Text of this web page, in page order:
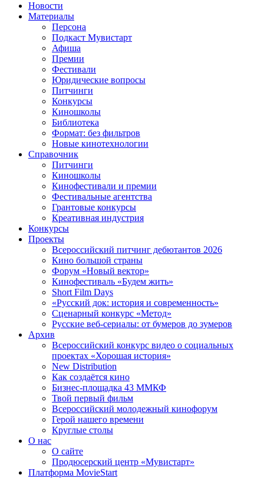
Новости
Материалы
Персона
Подкаст Мувистарт
Афиша
Премии
Фестивали
Юридические вопросы
Питчинги
Конкурсы
Киношколы
Библиотека
Формат: без фильтров
Новые кинотехнологии
Справочник
Питчинги
Киношколы
Кинофестивали и премии
Фестивальные агентства
Грантовые конкурсы
Креативная индустрия
Конкурсы
Проекты
Всероссийский питчинг дебютантов 2026
Кино большой страны
Форум «Новый вектор»
Кинофестиваль «Будем жить»
Short Film Days
«Русский док: история и современность»
Сценарный конкурс «Метод»
Русские веб-сериалы: от бумеров до зумеров
Архив
Всероссийский конкурс видео о социальных
проектах «Хорошая история»
New Distribution
Как создаётся кино
Бизнес-площадка 43 ММКФ
Твой первый фильм
Всероссийский молодежный кинофорум
Герой нашего времени
Круглые столы
О нас
О сайте
Продюсерский центр «Мувистарт»
Платформа MovieStart